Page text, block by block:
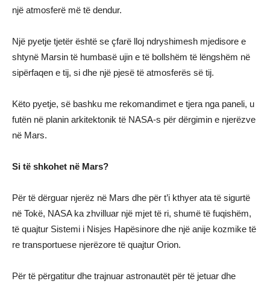
një atmosferë më të dendur.
Një pyetje tjetër është se çfarë lloj ndryshimesh mjedisore e
shtynë Marsin të humbasë ujin e të bollshëm të lëngshëm në
sipërfaqen e tij, si dhe një pjesë të atmosferës së tij.
Këto pyetje, së bashku me rekomandimet e tjera nga paneli, u
futën në planin arkitektonik të NASA-s për dërgimin e njerëzve
në Mars.
Si të shkohet në Mars?
Për të dërguar njerëz në Mars dhe për t’i kthyer ata të sigurtë
në Tokë, NASA ka zhvilluar një mjet të ri, shumë të fuqishëm,
të quajtur Sistemi i Nisjes Hapësinore dhe një anije kozmike të
re transportuese njerëzore të quajtur Orion.
Për të përgatitur dhe trajnuar astronautët për të jetuar dhe